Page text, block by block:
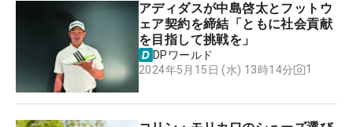
アディダスが中島啓太とフットウ
ェア契約を締結「ともに社会貢献
を目指して挑戦を」
DPワールド
2024年5月15日 (水) 13時14分
1